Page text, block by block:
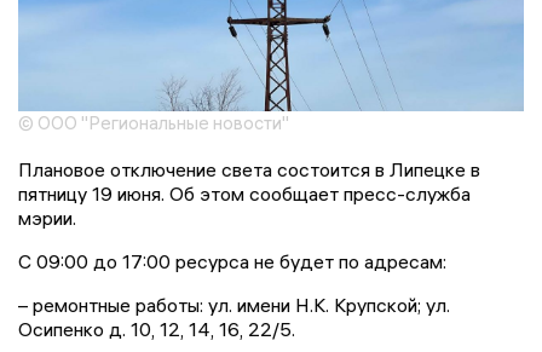
© ООО "Региональные новости"
Плановое отключение света состоится в Липецке в
пятницу 19 июня. Об этом сообщает пресс-служба
мэрии.
С 09:00 до 17:00 ресурса не будет по адресам:
– ремонтные работы: ул. имени Н.К. Крупской; ул.
Осипенко д. 10, 12, 14, 16, 22/5.